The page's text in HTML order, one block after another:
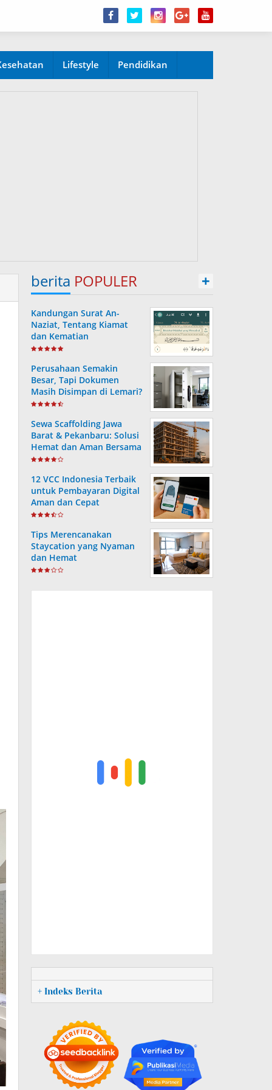
Lifestyle Pendidikan
berita POPULER +
Kandungan Surat An-
Naziat, Tentang Kiamat
dan Kematian
Perusahaan Semakin
Besar, Tapi Dokumen
Masih Disimpan di Lemari?
Ini Risiko yang Sering
Sewa Scaffolding Jawa
Barat & Pekanbaru: Solusi
Hemat dan Aman Bersama
PT. Consafe
12 VCC Indonesia Terbaik
untuk Pembayaran Digital
Aman dan Cepat
Tips Merencanakan
Staycation yang Nyaman
dan Hemat
+ Indeks Berita